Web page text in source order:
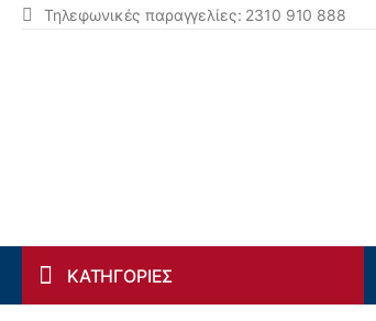
Τηλεφωνικές παραγγελίες: 2310 910 888
ΚΑΤΗΓΟΡΙΕΣ